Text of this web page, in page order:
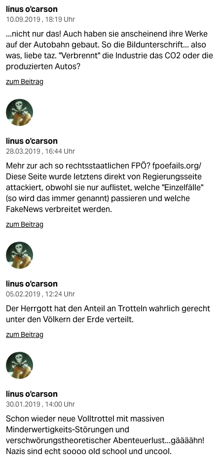
linus o'carson
10.09.2019 , 18:19 Uhr
...nicht nur das! Auch haben sie anscheinend ihre Werke
auf der Autobahn gebaut. So die Bildunterschrift... also
was, liebe taz. "Verbrennt" die Industrie das CO2 oder die
produzierten Autos?
zum Beitrag
linus o'carson
28.03.2019 , 16:44 Uhr
Mehr zur ach so rechtsstaatlichen FPÖ?fpoefails.org/
Diese Seite wurde letztens direkt von Regierungsseite
attackiert, obwohl sie nur auflistet, welche "Einzelfälle"
(so wird das immer genannt) passieren und welche
FakeNews verbreitet werden.
zum Beitrag
linus o'carson
05.02.2019 , 12:24 Uhr
Der Herrgott hat den Anteil an Trotteln wahrlich gerecht
unter den Völkern der Erde verteilt.
zum Beitrag
linus o'carson
30.01.2019 , 14:00 Uhr
Schon wieder neue Volltrottel mit massiven
Minderwertigkeits-Störungen und
verschwörungstheoretischer Abenteuerlust...gäääähn!
Nazis sind echt soooo old school und uncool.